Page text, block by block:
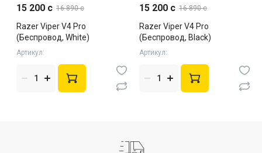
15 200 c 16 890 c
Razer Viper V4 Pro
(Беспровод, White)
Артикул:
15 200 c 16 890 c
Razer Viper V4 Pro
(Беспровод, Black)
Артикул: